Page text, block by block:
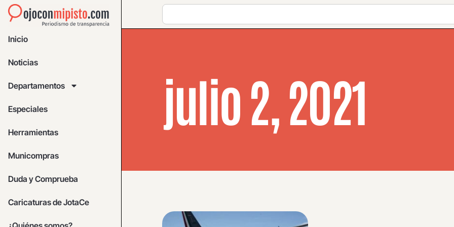
Inicio
Noticias
Departamentos
Especiales
Herramientas
Municompras
Duda y Comprueba
Caricaturas de JotaCe
julio 2, 2021